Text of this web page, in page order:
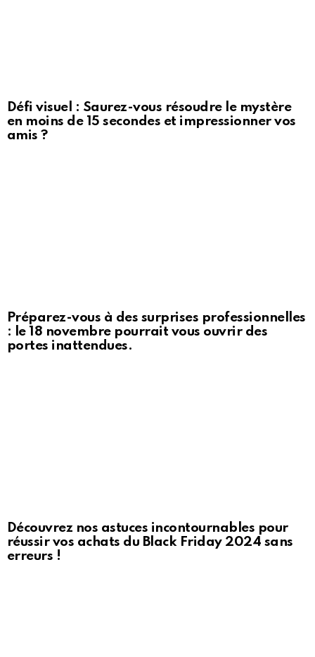
Défi visuel : Saurez-vous résoudre le mystère
en moins de 15 secondes et impressionner vos
amis ?
Préparez-vous à des surprises professionnelles
: le 18 novembre pourrait vous ouvrir des
portes inattendues.
Découvrez nos astuces incontournables pour
réussir vos achats du Black Friday 2024 sans
erreurs !